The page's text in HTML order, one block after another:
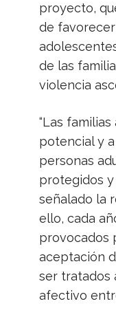
proyecto,
de
de las
violencia
“Las
potencial y
personas
protegidos y
señalado la
ello, cada
provocados
aceptación
ser tratados
afectivo